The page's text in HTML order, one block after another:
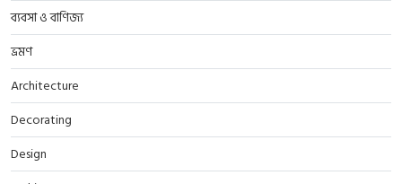
ব্যবসা ও বাণিজ্য
ভ্রমণ
Architecture
Decorating
Design